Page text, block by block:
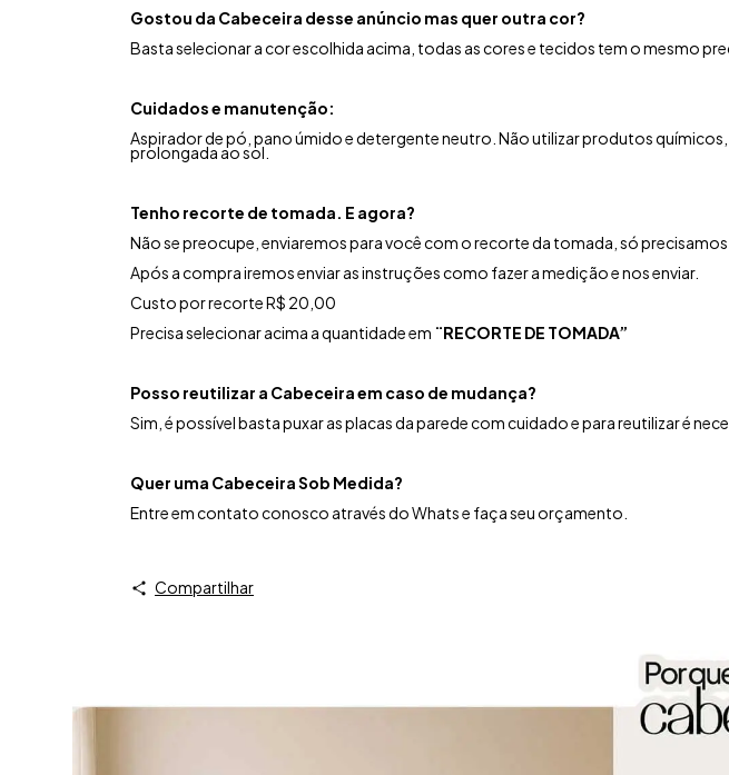
Gostou da Cabeceira desse anúncio mas quer outra cor?
Basta selecionar a cor escolhida acima, todas as cores e tecidos tem o mesmo
Cuidados e manutenção:
Aspirador de pó, pano úmido e detergente neutro. Não utilizar produtos químicos,
prolongada ao sol.
Tenho recorte de tomada. E agora?
Não se preocupe, enviaremos para você com o recorte da tomada, só
Após a compra iremos enviar as instruções como fazer a medição e nos enviar.
Custo por recorte R$ 20,00
Precisa selecionar acima a quantidade em ¨RECORTE DE TOMADA”
Posso reutilizar a Cabeceira em caso de mudança?
Sim, é possível basta puxar as placas da parede com cuidado e para reutilizar é
Quer uma Cabeceira Sob Medida?
Entre em contato conosco através do Whats e faça seu orçamento.
Compartilhar